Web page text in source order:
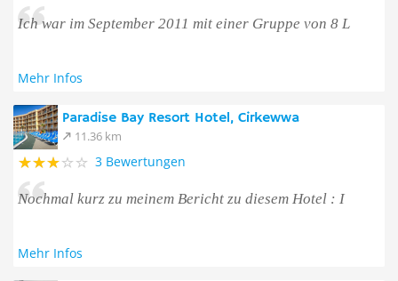
Ich war im September 2011 mit einer Gruppe von 8 L
Mehr Infos
Paradise Bay Resort Hotel, Cirkewwa
11.36 km
3 Bewertungen
Nochmal kurz zu meinem Bericht zu diesem Hotel : I
Mehr Infos